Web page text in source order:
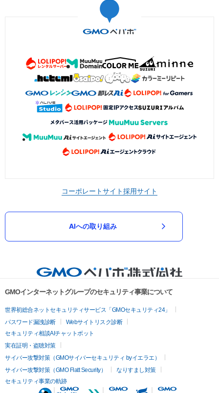
コーポレートサイト採用サイト
AIへの取り組み
GMOインターネットグループのセキュリティ事業について
世界初総合ネットセキュリティサービス「GMOセキュリティ24」
パスワード漏洩診断
Webサイトリスク診断
セキュリティ相談AIチャットボット
実在証明・盗聴対策
サイバー攻撃対策（GMOサイバーセキュリティ byイエラエ）
サイバー攻撃対策（GMO Flatt Security）
なりすまし対策
セキュリティ事業の軌跡